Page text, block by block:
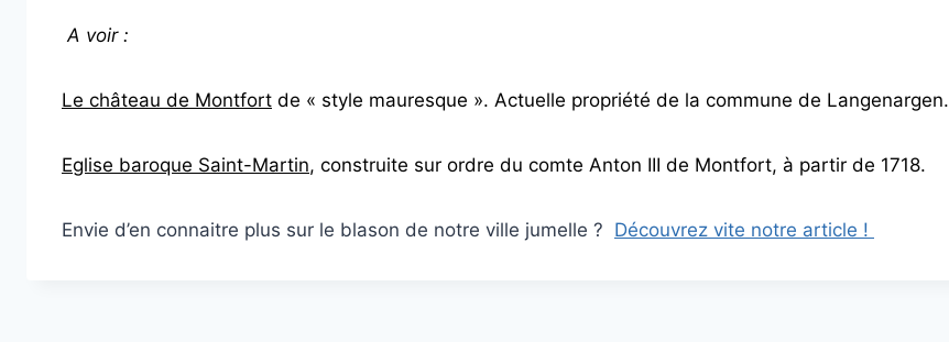
A voir :
Le château de Montfort de « style mauresque ». Actuelle propriété de la commune de Langenargen.
Eglise baroque Saint-Martin, construite sur ordre du comte Anton III de Montfort, à partir de 1718.
Envie d’en connaitre plus sur le blason de notre ville jumelle ? Découvrez vite notre article !